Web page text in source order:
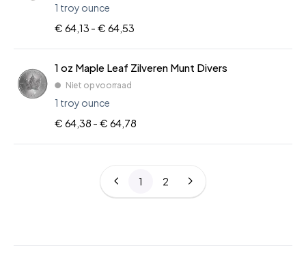
1 troy ounce
€ 64,13 - € 64,53
1 oz Maple Leaf Zilveren Munt Divers
Niet op voorraad
1 troy ounce
€ 64,38 - € 64,78
1 2